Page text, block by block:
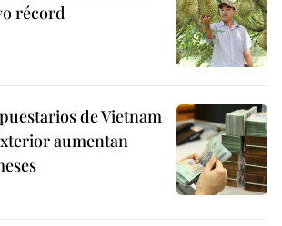
récord
de Vietnam
aumentan